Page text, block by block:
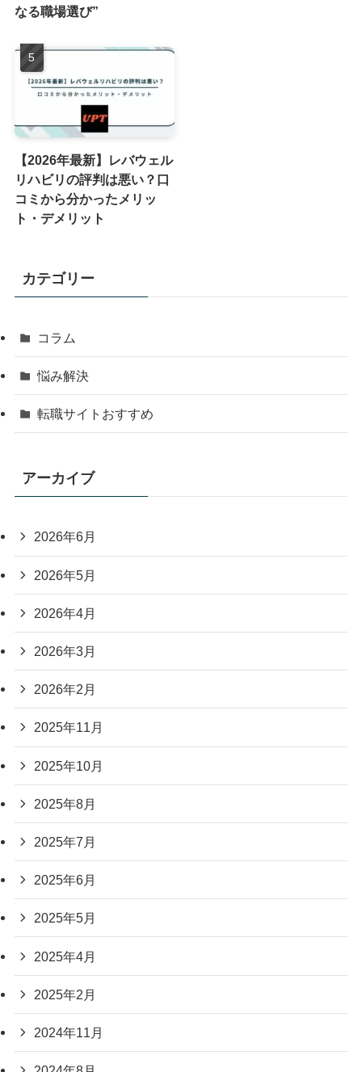
なる職場選び”
【2026年最新】レバウェル
リハビリの評判は悪い？口
コミから分かったメリッ
ト・デメリット
カテゴリー
コラム
悩み解決
転職サイトおすすめ
アーカイブ
2026年6月
2026年5月
2026年4月
2026年3月
2026年2月
2025年11月
2025年10月
2025年8月
2025年7月
2025年6月
2025年5月
2025年4月
2025年2月
2024年11月